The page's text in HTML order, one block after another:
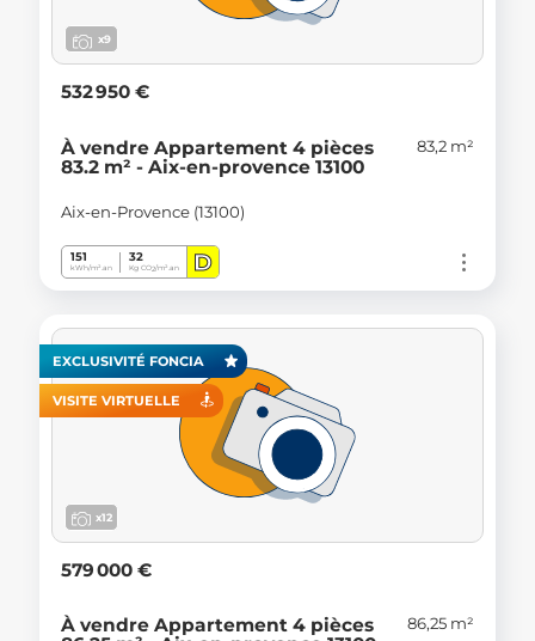
x9
532 950 €
À vendre Appartement 4 pièces
83.2 m² - Aix-en-provence 13100
83,2 m²
Aix-en-Provence (13100)
151
kWh/m².an
32
Kg CO2/m².an D
EXCLUSIVITÉ FONCIA
VISITE VIRTUELLE
x12
579 000 €
À vendre Appartement 4 pièces
86,25 m²